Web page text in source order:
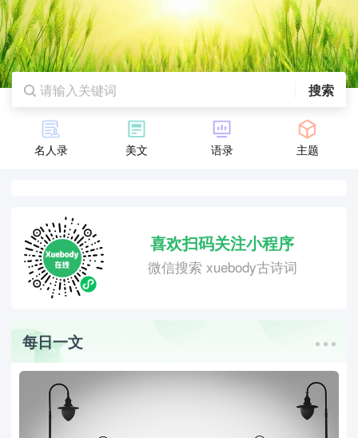
搜索
名人录 美文 语录 主题
喜欢扫码关注小程序
微信搜索 xuebody古诗词
每日一文